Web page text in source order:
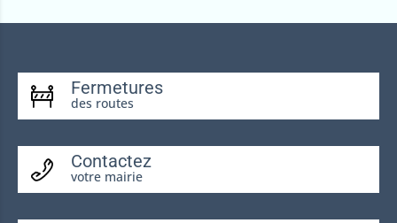
Fermetures
des routes
Contactez
votre mairie